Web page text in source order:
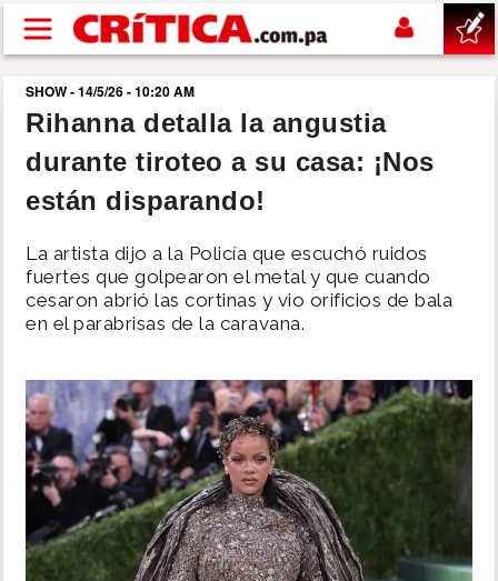
Pasar al contenido principal
buscar
SUCESOS
POLÍTICA
DEPORTES
MUNDO
INSÓLITAS
SHOW - 14/5/26 - 10:20 AM
Rihanna detalla la angustia
durante tiroteo a su casa: ¡Nos
están disparando!
La artista dijo a la Policía que escuchó ruidos
fuertes que golpearon el metal y que cuando
cesaron abrió las cortinas y vio orificios de bala
en el parabrisas de la caravana.